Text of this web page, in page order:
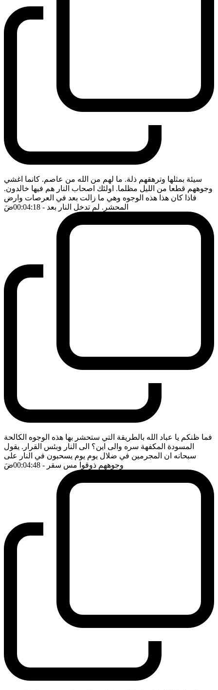
سيئة بمثلها وترهقهم ذلة. ما لهم من الله من عاصم. كانما اغشي
وجوههم قطعا من الليل مظلما. اولئك اصحاب النار هم فيها خالدون.
فاذا كان هذا هذه الوجوه وهي ما زالت بعد في العرصات وارض
المحشر. لم تدخل النار بعد - 00:04:18 ضَ
فما ظنكم يا عباد الله بالطريقة التي ستحشر بها هذه الوجوه الكالحة
المسودة المكفهة سره والى اين؟ الى النار وبئس القرار. يقول
سبحانه ان المجرمين في ضلال يوم يوم يسحبون في النار على
وجوههم ذوقوا مس سقر - 00:04:48 ضَ